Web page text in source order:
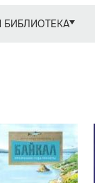
БИБЛИОТЕКА